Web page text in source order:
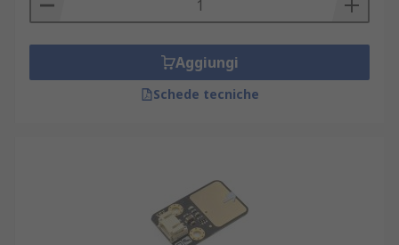
Aggiungi
Schede tecniche